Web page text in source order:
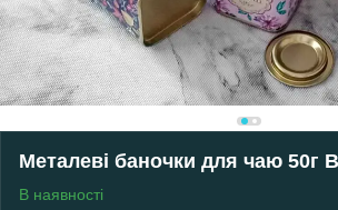
Металеві баночки для чаю 50г
В наявності